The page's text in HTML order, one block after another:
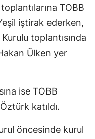
TOBB
iştirak ederken,
toplantısında
Ülken yer
ise TOBB
katıldı.
öncesinde kurul